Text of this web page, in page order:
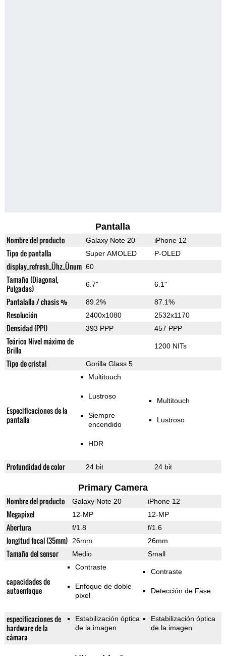
Pantalla
Nombre del producto Galaxy Note 20 iPhone 12
Tipo de pantalla Super AMOLED P-OLED
display_refresh_Ühz_Ünum 60
Tamaño (Diagonal,
Pulgadas)
6.7" 6.1"
Pantalalla / chasis % 89.2% 87.1%
Resolución 2400x1080 2532x1170
Densidad (PPI) 393 PPP 457 PPP
Teórico Nivel máximo de
Brillo
1200 NITs
Tipo de cristal Gorilla Glass 5
Especificaciones de la
pantalla
Multitouch
Lustroso
Siempre
encendido
HDR
Multitouch
Lustroso
Profundidad de color 24 bit 24 bit
Primary Camera
Nombre del producto Galaxy Note 20 iPhone 12
Megapixel 12-MP 12-MP
Abertura f/1.8 f/1.6
longitud focal (35mm) 26mm 26mm
Tamaño del sensor Medio Small
capacidades de
autoenfoque
Contraste
Enfoque de doble
píxel
Contraste
Detección de Fase
especificaciones de
hardware de la
cámara
Estabilización óptica
de la imagen
Estabilización óptica
de la imagen